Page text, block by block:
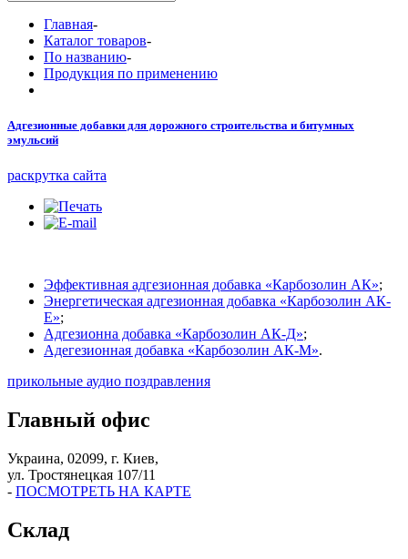
Главная-
Каталог товаров-
По названию-
Продукция по применению
Адгезионные добавки для дорожного строительства и битумных
эмульсий
раскрутка сайта
Эффективная адгезионная добавка «Карбозолин АК»;
Энергетическая адгезионная добавка «Карбозолин АК-
Е»;
Адгезионна добавка «Карбозолин АК-Д»;
Адегезионная добавка «Карбозолин АК-М».
прикольные аудио поздравления
Главный офис
Украина, 02099, г. Киев,
ул. Тростянецкая 107/11
- ПОСМОТРЕТЬ НА КАРТЕ
Склад